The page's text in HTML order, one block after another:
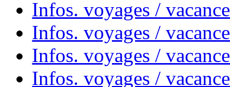
Infos. voyages /
Infos. voyages /
Infos. voyages /
Infos. voyages /